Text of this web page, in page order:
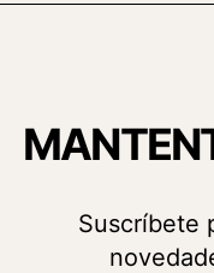
Suscríbete